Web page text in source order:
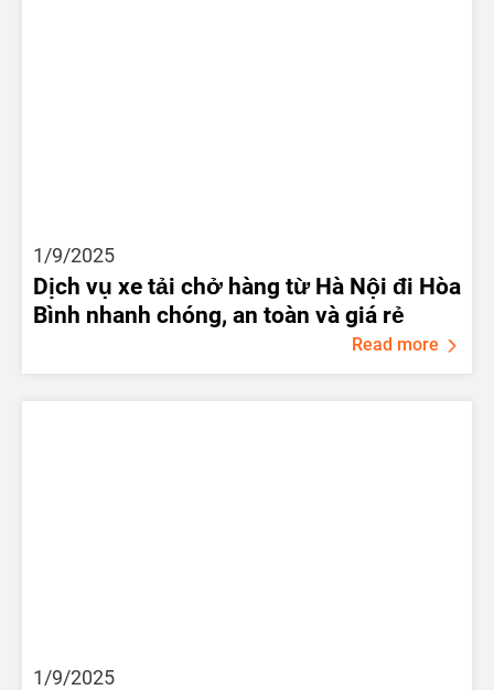
1/9/2025
Dịch vụ xe tải chở hàng từ Hà Nội đi Hòa
Bình nhanh chóng, an toàn và giá rẻ
Read more
1/9/2025